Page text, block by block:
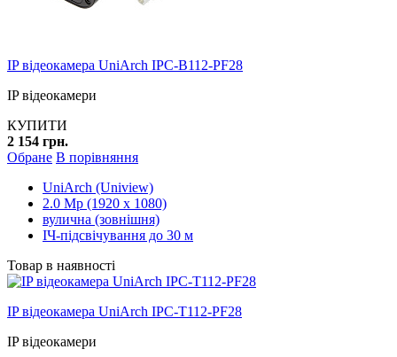
IP відеокамера UniArch IPC-B112-PF28
IP відеокамери
КУПИТИ
2 154 грн.
Обране В порівняння
UniArch (Uniview)
2.0 Mp (1920 x 1080)
вулична (зовнішня)
ІЧ-підсвічування до 30 м
Товар в наявності
IP відеокамера UniArch IPC-T112-PF28
IP відеокамери